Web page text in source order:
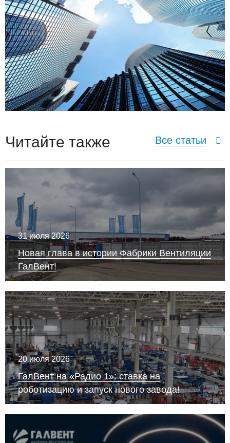
Читайте также Все статьи
31 июля 2026
Новая глава в истории Фабрики Вентиляции
ГалВент!
20 июля 2026
ГалВент на «Радио 1»: ставка на
роботизацию и запуск нового завода!